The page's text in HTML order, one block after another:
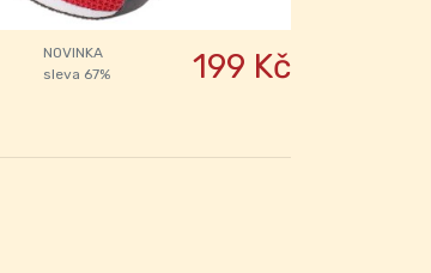
NOVINKA
sleva 67%
199 Kč